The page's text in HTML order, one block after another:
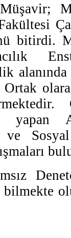
bitirdi.
Ortak
yapan
ve